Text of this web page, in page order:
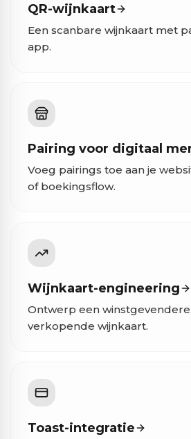
QR-wijnkaart
Een scanbare wijnkaart met
app.
Pairing voor digitaal
Voeg pairings toe aan je
of boekingsflow.
Wijnkaart-engineering
Ontwerp een
verkopende wijnkaart.
Toast-integratie